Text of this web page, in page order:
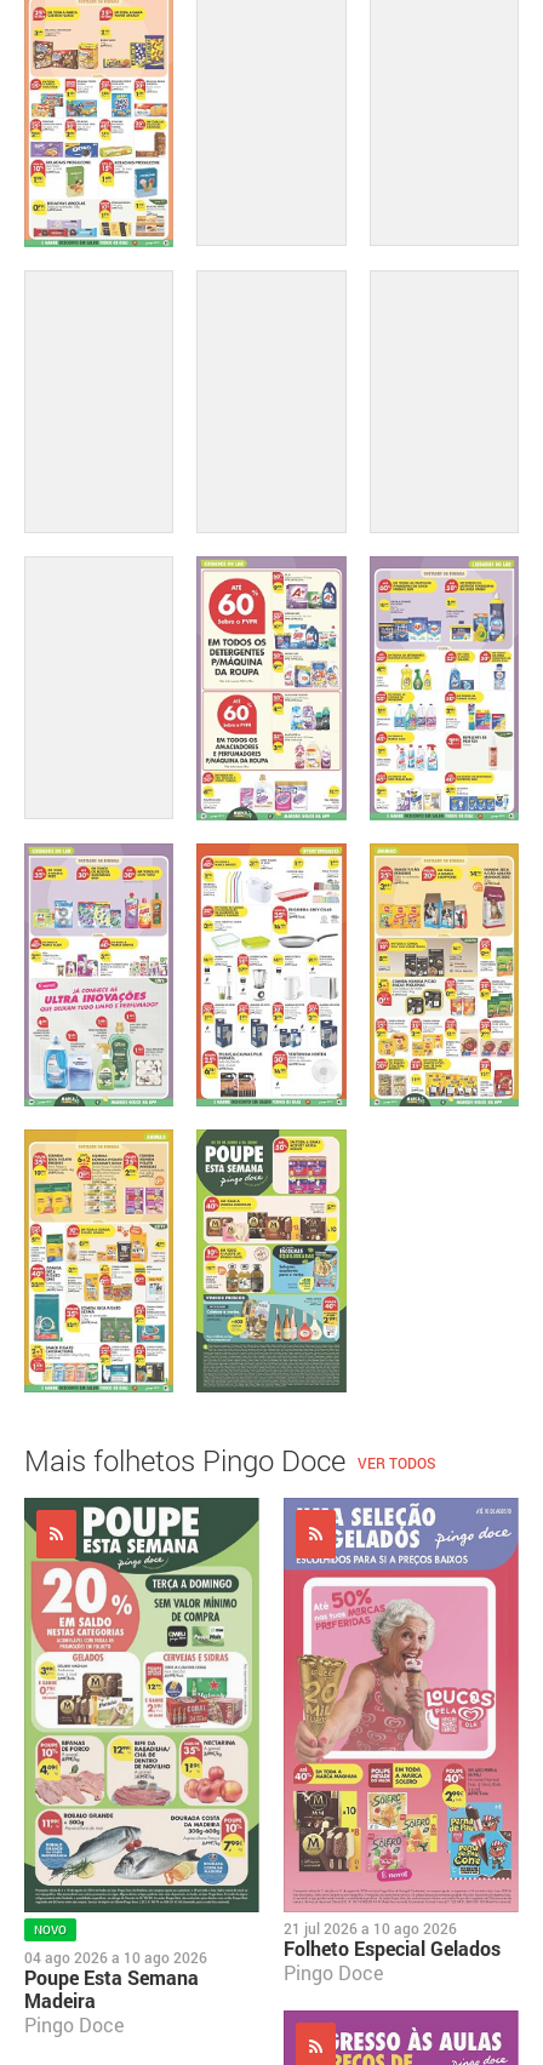
Mais folhetos Pingo Doce VER TODOS
NOVO
04 ago 2026 a 10 ago 2026
Poupe Esta Semana
Madeira
Pingo Doce
21 jul 2026 a 10 ago 2026
Folheto Especial Gelados
Pingo Doce